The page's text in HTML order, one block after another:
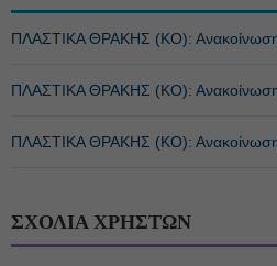
ΠΛΑΣΤΙΚΑ ΘΡΑΚΗΣ (ΚΟ):
ΠΛΑΣΤΙΚΑ ΘΡΑΚΗΣ (ΚΟ):
ΠΛΑΣΤΙΚΑ ΘΡΑΚΗΣ (ΚΟ):
ΣΧΟΛΙΑ ΧΡΗΣΤΩΝ